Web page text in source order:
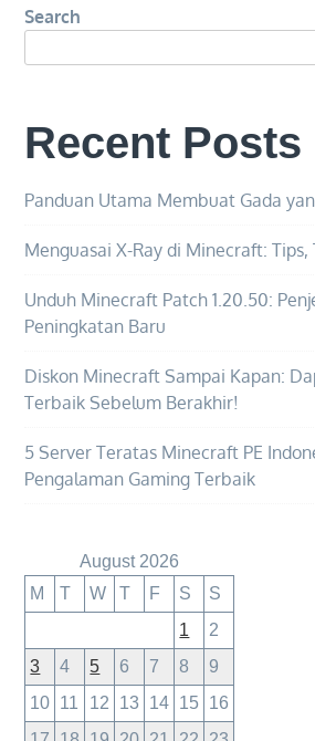
Search
Recent Posts
Panduan Utama Membuat Gada
Menguasai X-Ray di Minecraft: Tips,
Unduh Minecraft Patch 1.20.50:
Peningkatan Baru
Diskon Minecraft Sampai Kapan:
Terbaik Sebelum Berakhir!
5 Server Teratas Minecraft PE
Pengalaman Gaming Terbaik
August 2026
M
T W T F S
S
1
2
3
4 5 6 7 8
9
10 11 12 13 14 15 16